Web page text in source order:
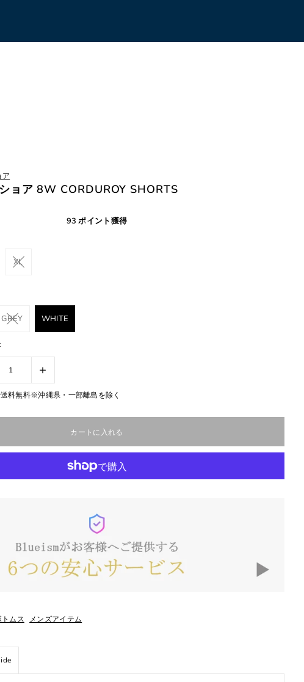
ア
ョア 8W CORDUROY SHORTS
93 ポイント獲得
XL
GREY WHITE
+
料無料※沖縄県・一部離島を除く
トムス メンズアイテム